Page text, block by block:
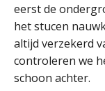
eerst de
het stucen
altijd verzekerd
controleren we
schoon achter.